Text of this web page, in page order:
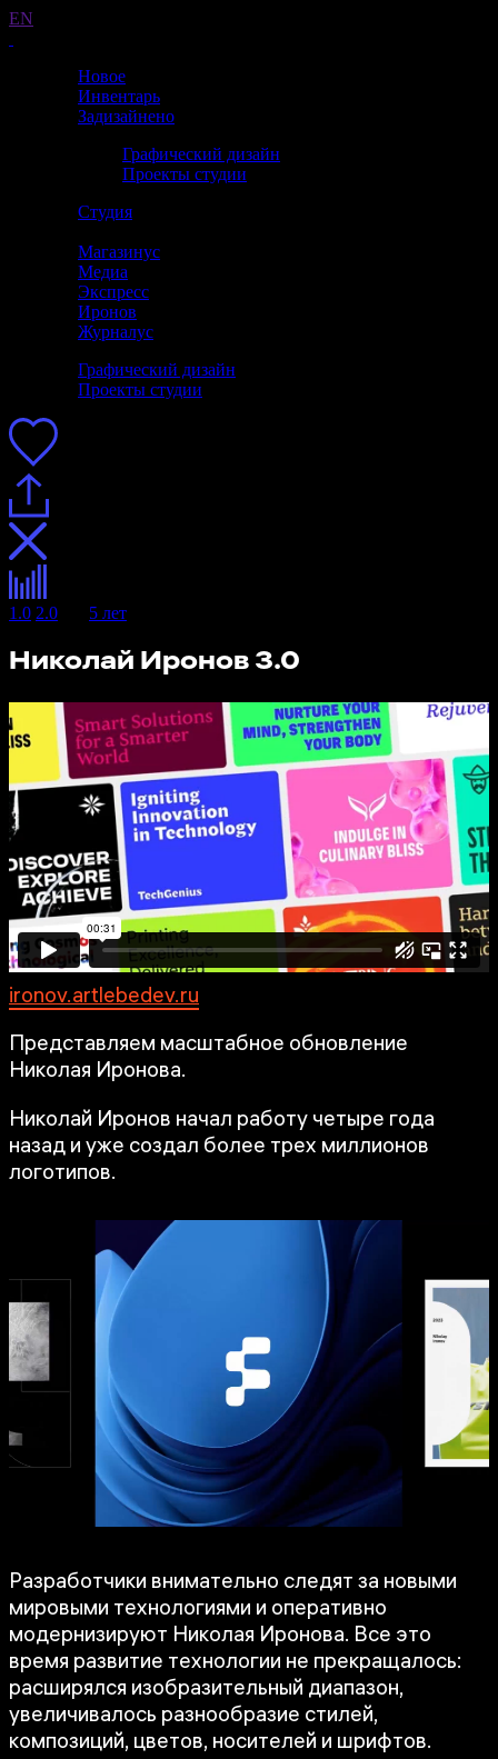
EN
Новое
Инвентарь
Задизайнено
Графический дизайн
Проекты студии
Студия
Магазинус
Медиа
Экспресс
Иронов
Журналус
Графический дизайн
Проекты студии
1.0 2.0 5 лет
Николай Иронов 3.0
ironov.artlebedev.ru
Представляем масштабное обновление
Николая Иронова.
Николай Иронов начал работу четыре года
назад и уже создал более трех миллионов
логотипов.
Разработчики внимательно следят за новыми
мировыми технологиями и оперативно
модернизируют Николая Иронова. Все это
время развитие технологии не прекращалось:
расширялся изобразительный диапазон,
увеличивалось разнообразие стилей,
композиций, цветов, носителей и шрифтов.